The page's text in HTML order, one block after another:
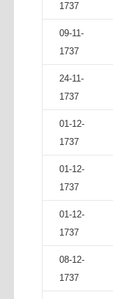
1737
09-11-
1737
24-11-
1737
01-12-
1737
01-12-
1737
01-12-
1737
08-12-
1737